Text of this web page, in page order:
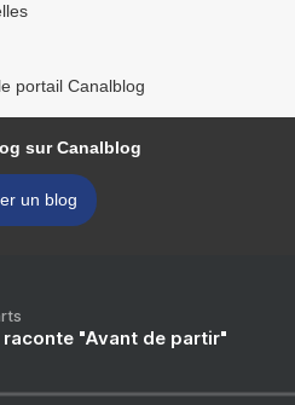
portail Canalblog
sur Canalblog
un blog
raconte "Avant de partir"